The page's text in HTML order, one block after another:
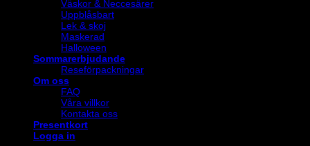
Väskor & Neccesärer
Uppblåsbart
Lek & skoj
Maskerad
Halloween
Sommarerbjudande
Reseförpackningar
Om oss
FAQ
Våra villkor
Kontakta oss
Presentkort
Logga in